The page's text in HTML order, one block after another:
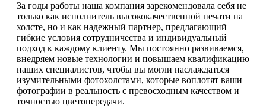
За годы работы наша компания зарекомендовала себя не
только как исполнитель высококачественной печати на
холсте, но и как надежный партнер, предлагающий
гибкие условия сотрудничества и индивидуальный
подход к каждому клиенту. Мы постоянно развиваемся,
внедряем новые технологии и повышаем квалификацию
наших специалистов, чтобы вы могли наслаждаться
изумительными фотохолстами, которые воплотят ваши
фотографии в реальность с превосходным качеством и
точностью цветопередачи.